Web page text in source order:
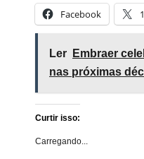
Facebook
Ler
Embraer
nas próximas
Curtir isso:
Carregando...